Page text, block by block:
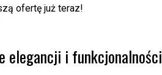
ofertę już teraz!
elegancji i funkcjonalności